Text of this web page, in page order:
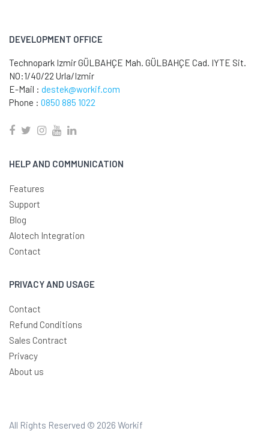
DEVELOPMENT OFFICE
Technopark Izmir GÜLBAHÇE Mah. GÜLBAHÇE Cad. IYTE Sit.
NO:1/40/22 Urla/Izmir
E-Mail : destek@workif.com
Phone : 0850 885 1022
HELP AND COMMUNICATION
Features
Support
Blog
Alotech Integration
Contact
PRIVACY AND USAGE
Contact
Refund Conditions
Sales Contract
Privacy
About us
All Rights Reserved © 2026 Workif